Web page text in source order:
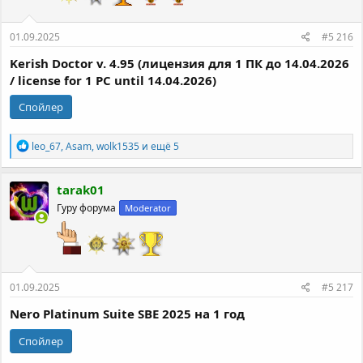
01.09.2025 #5 216
Kerish Doctor v. 4.95 (лицензия для 1 ПК до 14.04.2026
/ license for 1 PC until 14.04.2026)
Спойлер
Р
е
а
к
ц
и
и
leo_67,Asam,wolk1535 и ещё 5
tarak01
Гуру форума Moderator
01.09.2025 #5 217
Nero Platinum Suite SBE 2025 на 1 год
Спойлер